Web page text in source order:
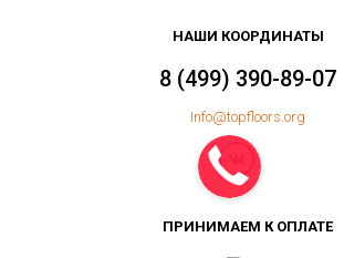
НАШИ КООРДИНАТЫ
8 (499) 390-89-07
Info@topfloors.org
ПРИНИМАЕМ К ОПЛАТЕ